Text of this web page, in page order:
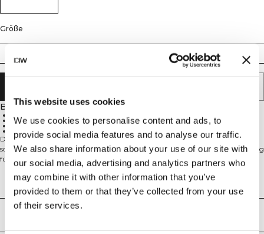
This website uses cookies
We use cookies to personalise content and ads, to
provide social media features and to analyse our traffic.
We also share information about your use of our site with
our social media, advertising and analytics partners who
may combine it with other information that you’ve
provided to them or that they’ve collected from your use
of their services.
Größe
XL
Beschreibung
100% Baumwolle
Stonewashed-Optik
Oversized-Passform
Durchgehender Reißverschluss
Der Grit Stonewashed Zipped Hoodie kombiniert das klassische Gefühl eines
schweren Baumwoll-Sweatsets mit einer modernen Stonewashed-Veredelung
für einen herausragenden Gym-Look. Dieser Hoodie ist aus 100% weichem
French Terry gefertigt und verfügt über eine Oversized-Passform, die Komfort
und Bewegungsfreiheit während deines Workouts bietet. Der durchgehende
Reißverschluss ermöglicht ein einfaches An- und Ausziehen, während die
geräumige Kapuze bei Bedarf zusätzliche Bedeckung bietet. Praktische
Fronttaschen halten deine wichtigsten Dinge griffbereit, und der markante
zum Aufwärmen, Abkühlen oder einfach zum Leben deines aktiven Lifestyles.
Technical Aspects